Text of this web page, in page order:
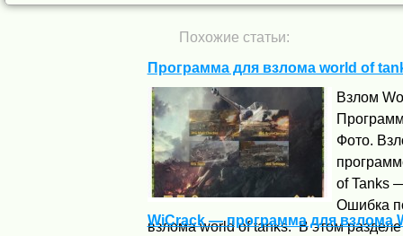
Похожие статьи:
Программа для взлома world of
Взлом
Фото.
of Tanks
Ошибка
взлома world of tanks. В этом
WiCrack — программа для взлома